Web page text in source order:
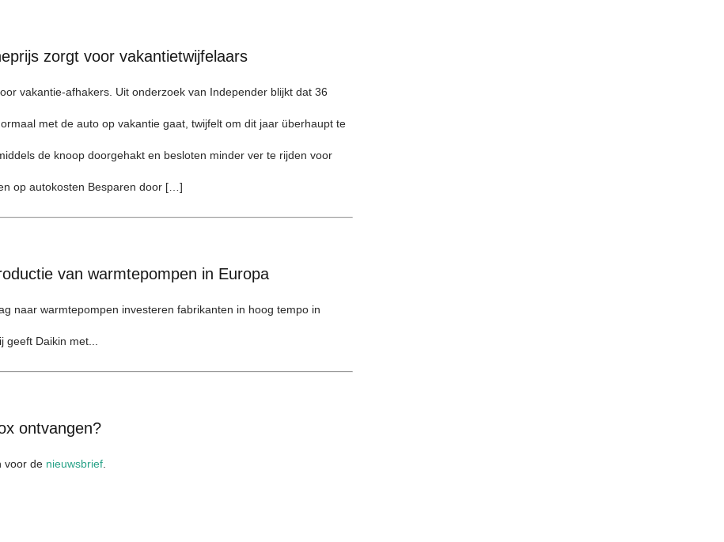
zorgt voor vakantietwijfelaars
vakantie-afhakers. Uit onderzoek van Independer blijkt dat 36
met de auto op vakantie gaat, twijfelt om dit jaar überhaupt te
de knoop doorgehakt en besloten minder ver te rijden voor
op autokosten Besparen door […]
van warmtepompen in Europa
naar warmtepompen investeren fabrikanten in hoog tempo in
Daikin met...
ontvangen?
voor de nieuwsbrief